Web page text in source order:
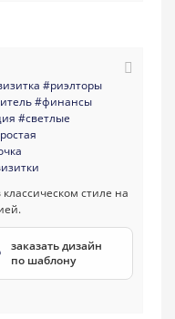
#риэлторы
#финансы
#светлые
заказать дизайн
по шаблону